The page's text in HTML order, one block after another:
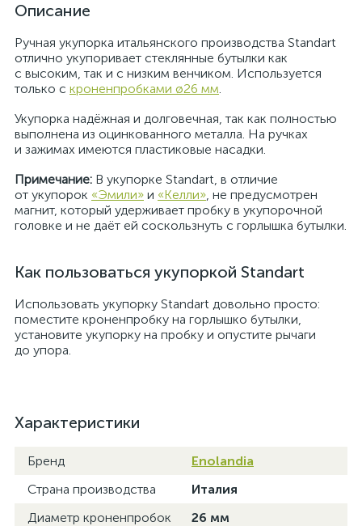
Описание
Ручная укупорка итальянского производства Standart
отлично укупоривает стеклянные бутылки как
с высоким, так и с низким венчиком. Используется
только с кроненпробками ø26 мм.
Укупорка надёжная и долговечная, так как полностью
выполнена из оцинкованного металла. На ручках
и зажимах имеются пластиковые насадки.
Примечание: В укупорке Standart, в отличие
от укупорок «Эмили» и «Келли», не предусмотрен
магнит, который удерживает пробку в укупорочной
головке и не даёт ей соскользнуть с горлышка бутылки.
Как пользоваться укупоркой Standart
Использовать укупорку Standart довольно просто:
поместите кроненпробку на горлышко бутылки,
установите укупорку на пробку и опустите рычаги
до упора.
Характеристики
Бренд
Enolandia
Страна производства
Италия
Диаметр кроненпробок
26 мм